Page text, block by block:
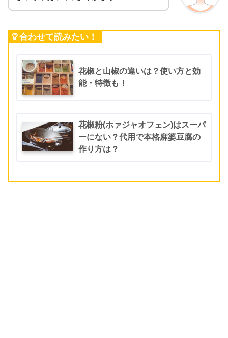
合わせて読みたい！
花椒と山椒の違いは？使い方と効
能・特徴も！
花椒粉(ホァジャオフェン)はスーパ
ーにない？代用で本格麻婆豆腐の
作り方は？